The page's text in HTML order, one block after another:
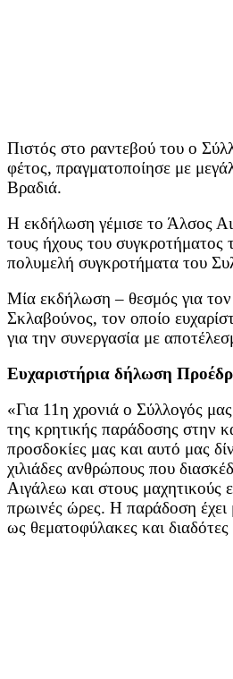
Πιστός στο ραντεβού του ο
φέτος, πραγματοποίησε με
Βραδιά.
Η εκδήλωση γέμισε το Άλσος
τους ήχους του
πολυμελή συγκροτήματα του
Μία εκδήλωση – θεσμός για
Σκλαβούνος, τον οποίο
για την συνεργασία με
Ευχαριστήρια δήλωση
«Για 11η χρονιά ο Σύλλογός
της κρητικής παράδοσης στην
προσδοκίες μας και αυτό μας
χιλιάδες ανθρώπους που
Αιγάλεω και στους μαχητικούς
πρωινές ώρες. Η παράδοση έχει
ως θεματοφύλακες και